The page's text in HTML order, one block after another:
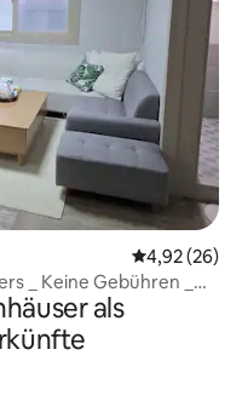
4,92 (26)
_ Keine Gebühren _
Später Check-out
als